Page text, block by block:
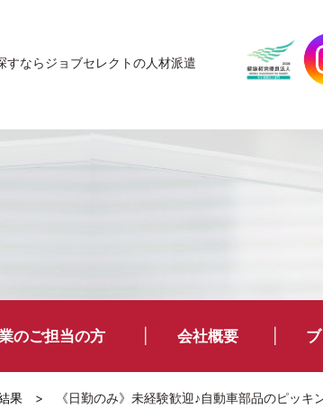
すならジョブセレクトの人材派遣
のご担当の方 会社概要
果 > 《日勤のみ》未経験歓迎♪自動車部品のピ